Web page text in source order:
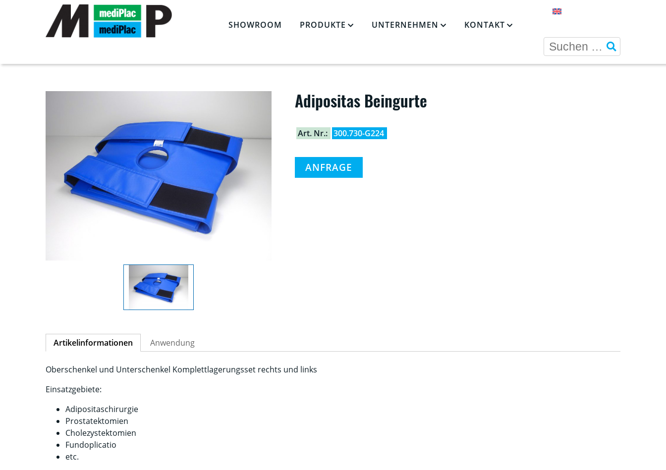
SHOWROOM PRODUKTE UNTERNEHMEN KONTAKT
Adipositas Beingurte
Art. Nr.: 300.730-G224
ANFRAGE
Artikelinformationen Anwendung
Oberschenkel und Unterschenkel Komplettlagerungsset rechts und links
Einsatzgebiete:
Adipositaschirurgie
Prostatektomien
Cholezystektomien
Fundoplicatio
etc.